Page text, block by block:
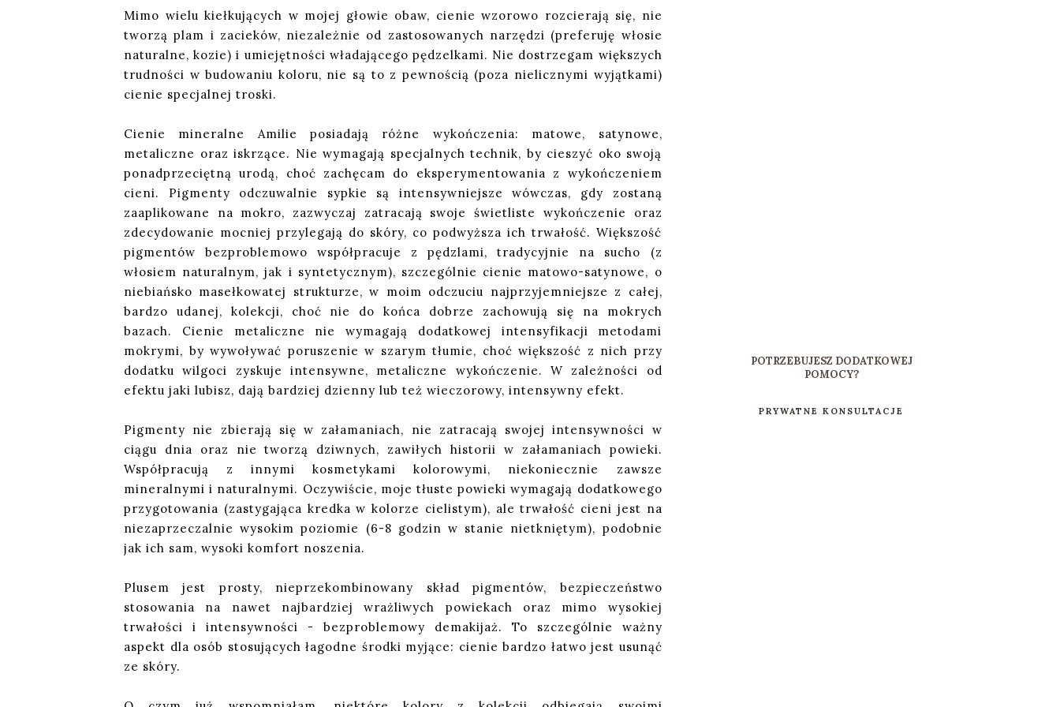
Mimo wielu kiełkujących w mojej głowie obaw, cienie wzorowo rozcierają się, nie
tworzą plam i zacieków, niezależnie od zastosowanych narzędzi (preferuję włosie
naturalne, kozie) i umiejętności władającego pędzelkami. Nie dostrzegam większych
trudności w budowaniu koloru, nie są to z pewnością (poza nielicznymi wyjątkami)
cienie specjalnej troski.
Cienie mineralne Amilie posiadają różne wykończenia: matowe, satynowe,
metaliczne oraz iskrzące. Nie wymagają specjalnych technik, by cieszyć oko swoją
ponadprzeciętną urodą, choć zachęcam do eksperymentowania z wykończeniem
cieni. Pigmenty odczuwalnie sypkie są intensywniejsze wówczas, gdy zostaną
zaaplikowane na mokro, zazwyczaj zatracają swoje świetliste wykończenie oraz
zdecydowanie mocniej przylegają do skóry, co podwyższa ich trwałość. Większość
pigmentów bezproblemowo współpracuje z pędzlami, tradycyjnie na sucho (z
włosiem naturalnym, jak i syntetycznym), szczególnie cienie matowo-satynowe, o
niebiańsko masełkowatej strukturze, w moim odczuciu najprzyjemniejsze z całej,
bardzo udanej, kolekcji, choć nie do końca dobrze zachowują się na mokrych
bazach. Cienie metaliczne nie wymagają dodatkowej intensyfikacji metodami
mokrymi, by wywoływać poruszenie w szarym tłumie, choć większość z nich przy
dodatku wilgoci zyskuje intensywne, metaliczne wykończenie. W zależności od
efektu jaki lubisz, dają bardziej dzienny lub też wieczorowy, intensywny efekt.
Pigmenty nie zbierają się w załamaniach, nie zatracają swojej intensywności w
ciągu dnia oraz nie tworzą dziwnych, zawiłych historii w załamaniach powieki.
Współpracują z innymi kosmetykami kolorowymi, niekoniecznie zawsze
mineralnymi i naturalnymi. Oczywiście, moje tłuste powieki wymagają dodatkowego
przygotowania (zastygająca kredka w kolorze cielistym), ale trwałość cieni jest na
niezaprzeczalnie wysokim poziomie (6-8 godzin w stanie nietkniętym), podobnie
jak ich sam, wysoki komfort noszenia.
Plusem jest prosty, nieprzekombinowany skład pigmentów, bezpieczeństwo
stosowania na nawet najbardziej wrażliwych powiekach oraz mimo wysokiej
trwałości i intensywności - bezproblemowy demakijaż. To szczególnie ważny
aspekt dla osób stosujących łagodne środki myjące: cienie bardzo łatwo jest usunąć
ze skóry.
POTRZEBUJESZ DODATKOWEJ
POMOCY?
PRYWATNE KONSULTACJE